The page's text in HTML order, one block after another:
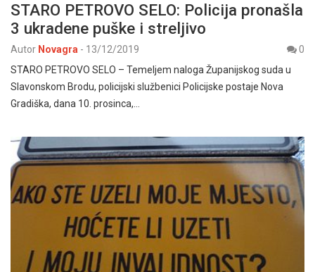
STARO PETROVO SELO: Policija pronašla
3 ukradene puške i streljivo
Autor Novagra - 13/12/2019
0
STARO PETROVO SELO – Temeljem naloga Županijskog suda u
Slavonskom Brodu, policijski službenici Policijske postaje Nova
Gradiška, dana 10. prosinca,…